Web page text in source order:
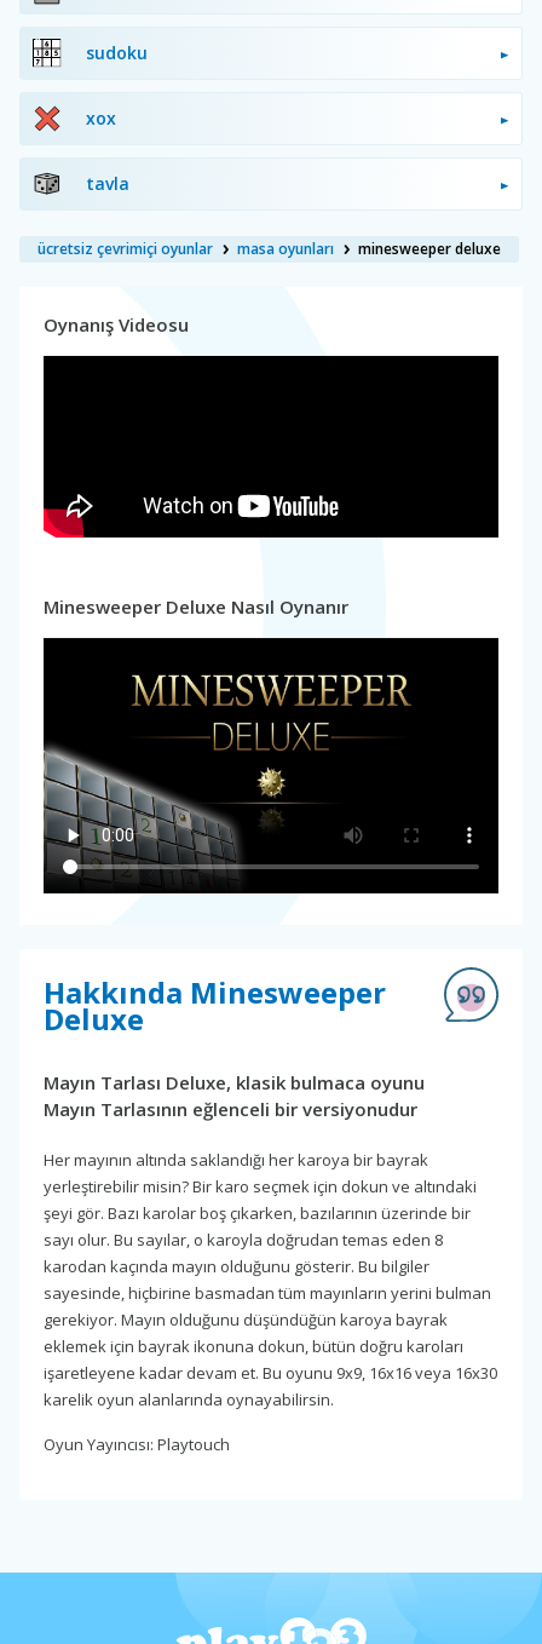
sudoku
xox
tavla
ücretsiz çevrimiçi oyunlar masa oyunları minesweeper deluxe
Oynanış Videosu
Minesweeper Deluxe Nasıl Oynanır
Hakkında Minesweeper
Deluxe
Mayın Tarlası Deluxe, klasik bulmaca oyunu
Mayın Tarlasının eğlenceli bir versiyonudur
Her mayının altında saklandığı her karoya bir bayrak
yerleştirebilir misin? Bir karo seçmek için dokun ve altındaki
şeyi gör. Bazı karolar boş çıkarken, bazılarının üzerinde bir
sayı olur. Bu sayılar, o karoyla doğrudan temas eden 8
karodan kaçında mayın olduğunu gösterir. Bu bilgiler
sayesinde, hiçbirine basmadan tüm mayınların yerini bulman
gerekiyor. Mayın olduğunu düşündüğün karoya bayrak
eklemek için bayrak ikonuna dokun, bütün doğru karoları
işaretleyene kadar devam et. Bu oyunu 9x9, 16x16 veya 16x30
karelik oyun alanlarında oynayabilirsin.
Oyun Yayıncısı: Playtouch